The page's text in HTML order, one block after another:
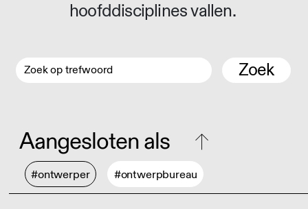
hoofddisciplines vallen.
Zoek
Aangesloten als
#ontwerper #ontwerpbureau